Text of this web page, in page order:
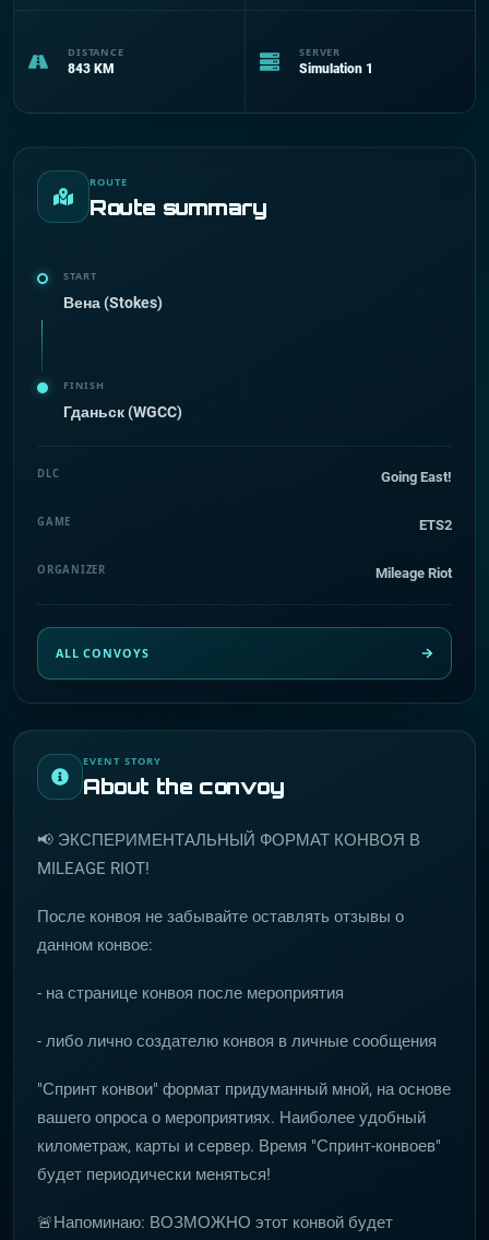
DISTANCE
843 KM
SERVER
Simulation 1
EVENT STORY
About the convoy
📢 ЭКСПЕРИМЕНТАЛЬНЫЙ ФОРМАТ КОНВОЯ В
MILEAGE RIOT!
После конвоя не забывайте оставлять отзывы о
данном конвое:
- на странице конвоя после мероприятия
- либо лично создателю конвоя в личные сообщения
"Спринт конвои" формат придуманный мной, на основе
вашего опроса о мероприятиях. Наиболее удобный
километраж, карты и сервер. Время "Спринт-конвоев"
будет периодически меняться!
🚨Напоминаю: ВОЗМОЖНО этот конвой будет
ROUTE
Route summary
START
Вена (Stokes)
FINISH
Гданьск (WGCC)
DLC Going East!
GAME ETS2
ORGANIZER Mileage Riot
ALL CONVOYS